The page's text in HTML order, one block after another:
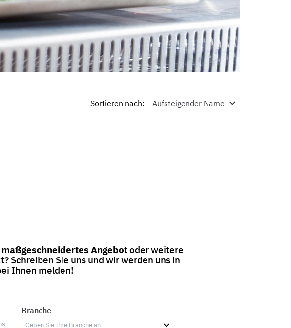
Sortieren nach:
maßgeschneidertes Angebotoder weitere
? Schreiben Sie uns und wir werden uns in
Ihnen melden!
Branche